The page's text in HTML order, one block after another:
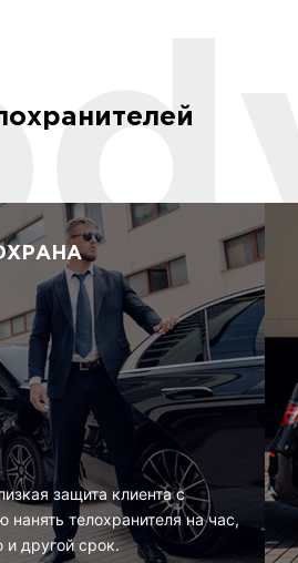
защита клиента с
нанять телохранителя на час,
и другой срок.